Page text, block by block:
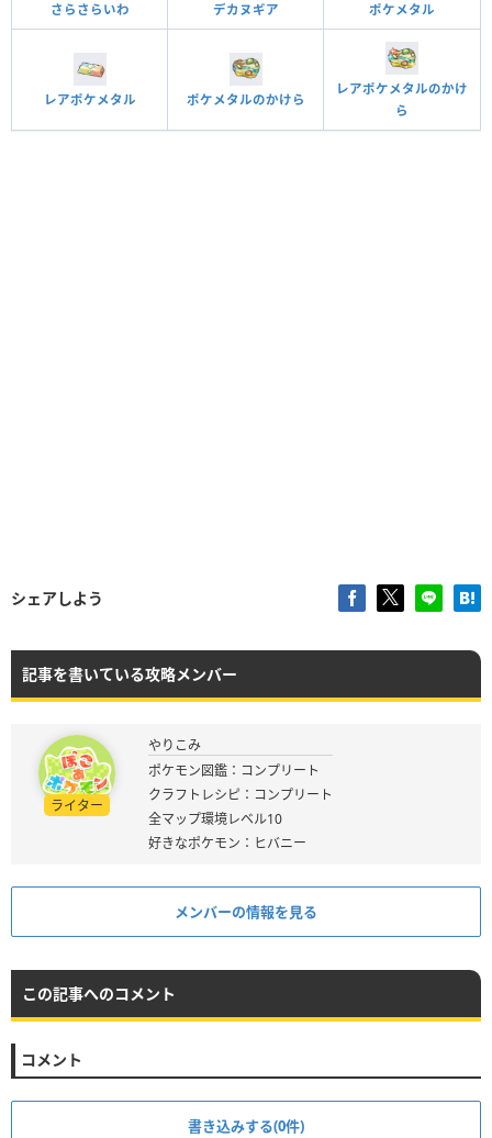
さらさらいわ デカヌギア ポケメタル
レアポケメタル ポケメタルのかけら
レアポケメタルのかけ
ら
シェアしよう
記事を書いている攻略メンバー
ライター
やりこみ
ポケモン図鑑：コンプリート
クラフトレシピ：コンプリート
全マップ環境レベル10
好きなポケモン：ヒバニー
メンバーの情報を見る
この記事へのコメント
コメント
書き込みする(0件)